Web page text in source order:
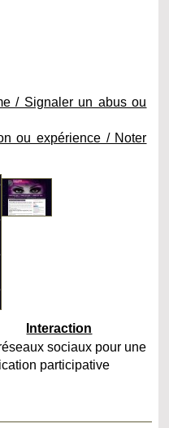
/ Signaler un abus ou
ou expérience / Noter
Interaction
sociaux pour une
participative